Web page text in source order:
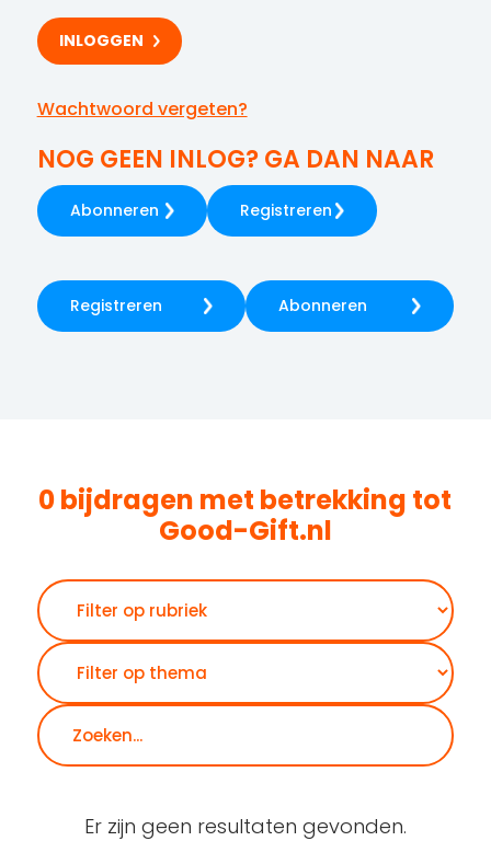
Wachtwoord vergeten?
NOG GEEN INLOG? GA DAN NAAR
Abonneren Registreren
Registreren Abonneren
0 bijdragen met betrekking tot
Good-Gift.nl
Er zijn geen resultaten gevonden.